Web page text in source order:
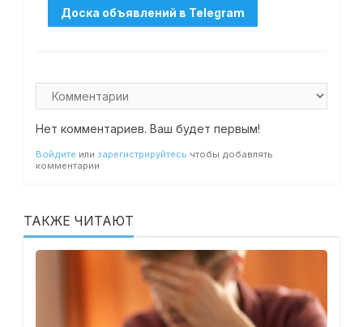
Нет комментариев. Ваш будет первым!
Войдите или зарегистрируйтесь чтобы добавлять
комментарии
ТАКЖЕ ЧИТАЮТ